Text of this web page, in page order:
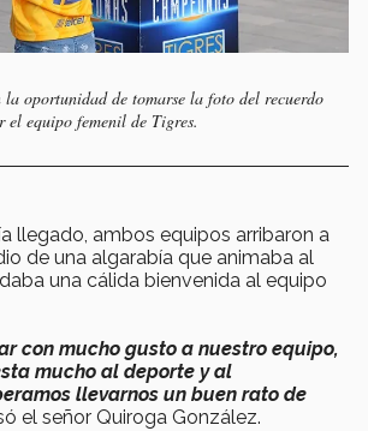
la oportunidad de tomarse la foto del recuerdo
equipo femenil de Tigres.
llegado, ambos equipos arribaron a
de una algarabía que animaba al
una cálida bienvenida al equipo
con mucho gusto a nuestro equipo,
mucho al deporte y al
llevarnos un buen rato de
el señor Quiroga González.